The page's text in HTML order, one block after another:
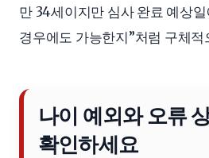
만 34세이지만 심사 완료 예상
경우에도 가능한지”처럼 구체
나이 예외와 오류
확인하세요